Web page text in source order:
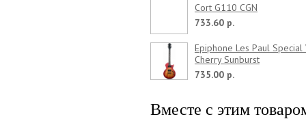
Cort G110 CGN
733.60 р.
Epiphone Les Paul Special
Cherry Sunburst
735.00 р.
Вместе с этим